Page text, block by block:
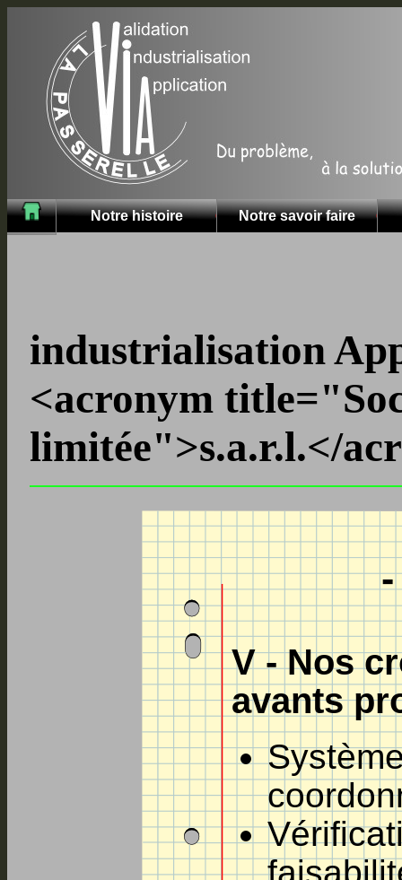
Notre histoire Notre savoir faire
industrialisation
<acronym
limitée">s.a.r.l.</
V - Nos
avants